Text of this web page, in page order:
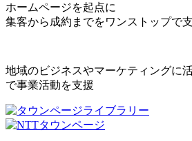
ホームページを起点に
集客から成約までをワンストップで
地域のビジネスやマーケティングに
で事業活動を支援